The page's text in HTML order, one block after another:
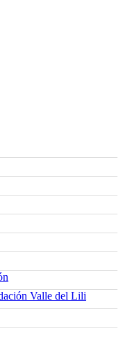
Valle del Lili